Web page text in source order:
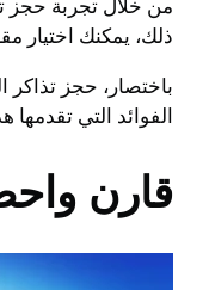
من خلال تجربة حجز
ذلك، يمكنك اختيار
باختصار، حجز تذاكر
الفوائد التي
قارن